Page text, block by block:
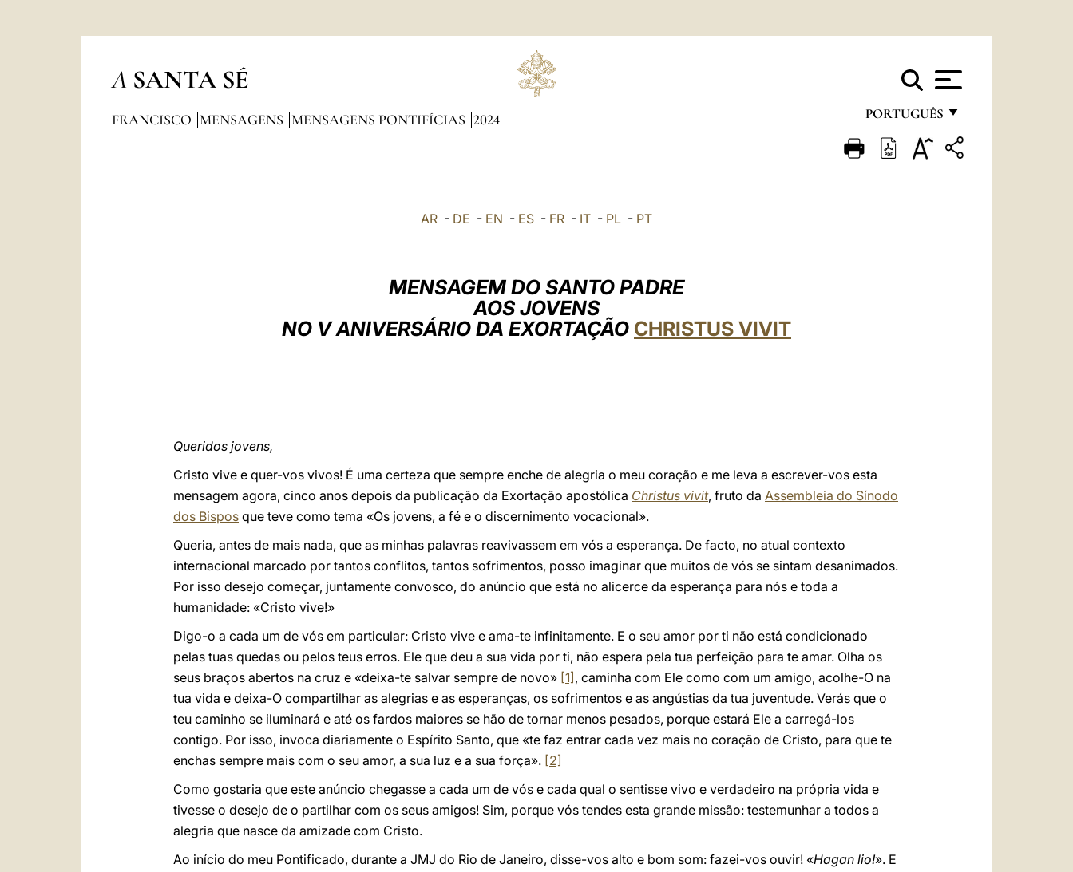
A SANTA SÉ
PORTUGUÊS
FRANÇAIS
FRANCISCO MENSAGENS MENSAGENS PONTIFÍCIAS 2024
AR - DE - EN - ES - FR - IT - PL - PT
MENSAGEM DO SANTO PADRE
AOS JOVENS
NO V ANIVERSÁRIO DA EXORTAÇÃO CHRISTUS VIVIT
Queridos jovens,
Cristo vive e quer-vos vivos! É uma certeza que sempre enche de alegria o meu coração e me leva a escrever-vos esta
mensagem agora, cinco anos depois da publicação da Exortação apostólica Christus vivit, fruto da Assembleia do Sínodo
dos Bispos que teve como tema «Os jovens, a fé e o discernimento vocacional».
Queria, antes de mais nada, que as minhas palavras reavivassem em vós a esperança. De facto, no atual contexto
internacional marcado por tantos conflitos, tantos sofrimentos, posso imaginar que muitos de vós se sintam desanimados.
Por isso desejo começar, juntamente convosco, do anúncio que está no alicerce da esperança para nós e toda a
humanidade: «Cristo vive!»
Digo-o a cada um de vós em particular: Cristo vive e ama-te infinitamente. E o seu amor por ti não está condicionado
pelas tuas quedas ou pelos teus erros. Ele que deu a sua vida por ti, não espera pela tua perfeição para te amar. Olha os
seus braços abertos na cruz e «deixa-te salvar sempre de novo» [1] , caminha com Ele como com um amigo, acolhe-O na
tua vida e deixa-O compartilhar as alegrias e as esperanças, os sofrimentos e as angústias da tua juventude. Verás que o
teu caminho se iluminará e até os fardos maiores se hão de tornar menos pesados, porque estará Ele a carregá-los
contigo. Por isso, invoca diariamente o Espírito Santo, que «te faz entrar cada vez mais no coração de Cristo, para que te
enchas sempre mais com o seu amor, a sua luz e a sua força». [2]
Como gostaria que este anúncio chegasse a cada um de vós e cada qual o sentisse vivo e verdadeiro na própria vida e
tivesse o desejo de o partilhar com os seus amigos! Sim, porque vós tendes esta grande missão: testemunhar a todos a
alegria que nasce da amizade com Cristo.
Ao início do meu Pontificado, durante a JMJ do Rio de Janeiro, disse-vos alto e bom som: fazei-vos ouvir! «Hagan lio!». E